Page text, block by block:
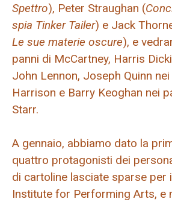
Spettro), Peter Straughan (
spia Tinker Tailer) e Jack
Le sue materie oscure), e
panni di McCartney, Harris
John Lennon, Joseph Quinn
Harrison e Barry Keoghan nei
Starr.
A gennaio, abbiamo dato la
quattro protagonisti dei
di cartoline lasciate sparse per
Institute for Performing Arts, e